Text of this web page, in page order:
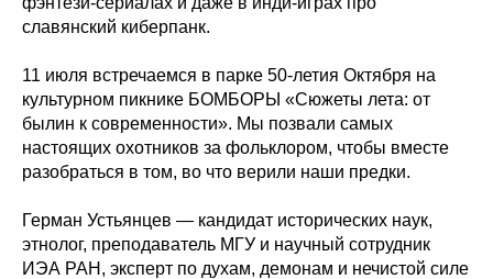
славянский киберпанк.
11 июля встречаемся в парке 50-летия Октября на
культурном пикнике БОМБОРЫ «Сюжеты лета: от
былин к современности». Мы позвали самых
настоящих охотников за фольклором, чтобы вместе
разобраться в том, во что верили наши предки.
Герман Устьянцев — кандидат исторических наук,
этнолог, преподаватель МГУ и научный сотрудник
ИЭА РАН, эксперт по духам, демонам и нечистой силе